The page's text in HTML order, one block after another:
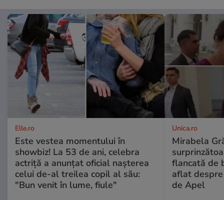
Elle.ro
Este vestea momentului în
showbiz! La 53 de ani, celebra
actriță a anunțat oficial nașterea
celui de-al treilea copil al său:
"Bun venit în lume, fiule"
Unica.ro
Mirabela
flancată de
aflat
de Apel